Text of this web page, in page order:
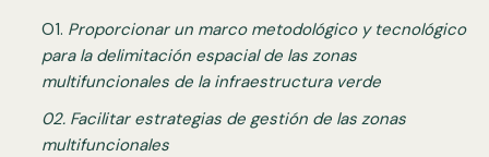
O1. Proporcionar un marco metodológico y tecnológico
para la delimitación espacial de las zonas
multifuncionales de la infraestructura verde
02. Facilitar estrategias de gestión de las zonas
multifuncionales